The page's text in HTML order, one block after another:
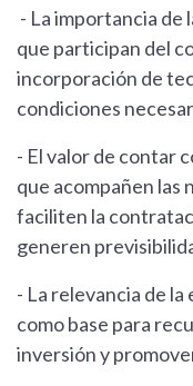
- La importancia de
que participan del
incorporación de
condiciones
- El valor de contar
que acompañen las
faciliten la
generen
- La relevancia de
como base para
inversión y